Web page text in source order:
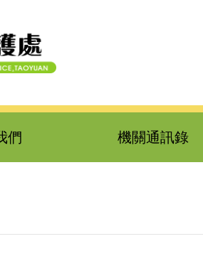
們 機關通訊錄